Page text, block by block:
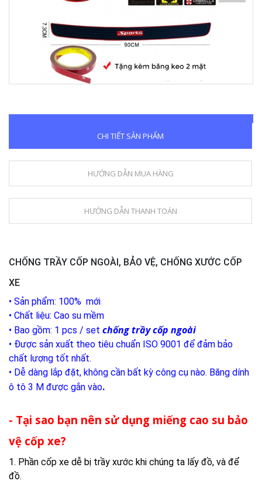
CHI TIẾT SẢN PHẨM
HƯỚNG DẪN MUA HÀNG
HƯỚNG DẪN THANH TOÁN
CHỐNG TRẦY CỐP NGOÀI, BẢO VỆ, CHỐNG XƯỚC CỐP
XE
• Sản phẩm: 100% mới
• Chất liệu: Cao su mềm
• Bao gồm: 1 pcs / set chống trầy cốp ngoài
• Được sản xuất theo tiêu chuẩn ISO 9001 để đảm bảo
chất lượng tốt nhất.
• Dễ dàng lắp đặt, không cần bất kỳ công cụ nào. Băng dính
ô tô 3 M được gắn vào.
- Tại sao bạn nên sử dụng miếng cao su bảo
vệ cốp xe?
1. Phần cốp xe dễ bị trầy xước khi chúng ta lấy đồ, và để
đồ.